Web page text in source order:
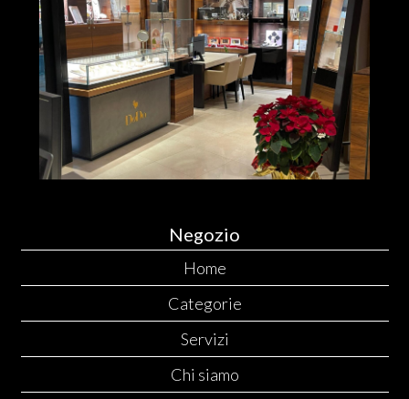
Negozio
Home
Categorie
Servizi
Chi siamo